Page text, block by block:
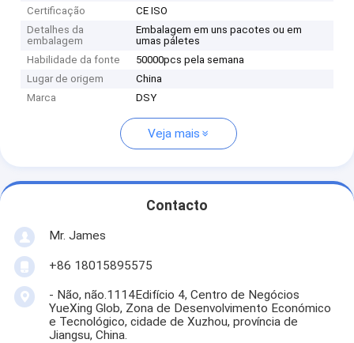
Certificação
CE ISO
Detalhes da
embalagem
Embalagem em uns pacotes ou em
umas páletes
Habilidade da fonte
50000pcs pela semana
Lugar de origem
China
Marca
DSY
Veja mais
Contacto
Mr. James
+86 18015895575
- Não, não.1114Edifício 4, Centro de Negócios
YueXing Glob, Zona de Desenvolvimento Económico
e Tecnológico, cidade de Xuzhou, província de
Jiangsu, China.